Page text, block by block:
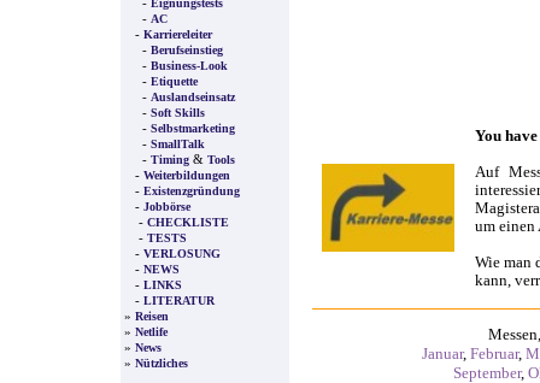
Eignungstests
- AC
- Karriereleiter
- Berufseinstieg
- Business-Look
- Etiquette
- Auslandseinsatz
- Soft Skills
- Selbstmarketing
- SmallTalk
- Timing & Tools
- Weiterbildungen
- Existenzgründung
- Jobbörse
- CHECKLISTE
- TESTS
- VERLOSUNG
- NEWS
- LINKS
- LITERATUR
» Reisen
» Netlife
» News
» Nützliches
You
Auf
um einen
Wie man
kann,
Januar,Februar,
September,